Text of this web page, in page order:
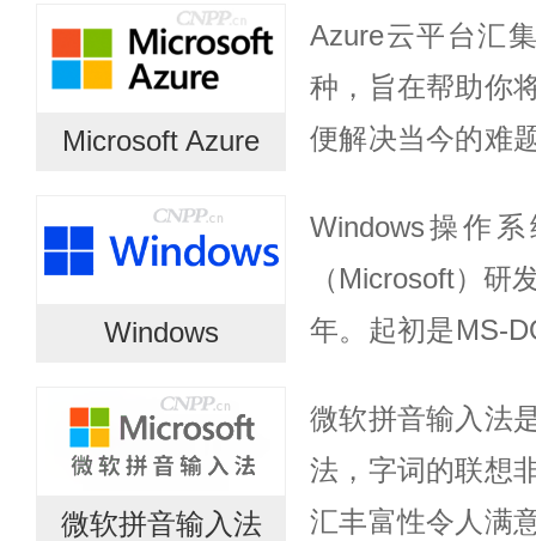
Microsoft Azure
Azure云平台汇
种，旨在帮助你
便解决当今的难
边缘生成、运
解...
Windows
Windows操作
（Microsoft）研
年。起初是MS-
Windows成为了
微软拼音输入法
微软拼音输入法
法，字词的联想
汇丰富性令人满